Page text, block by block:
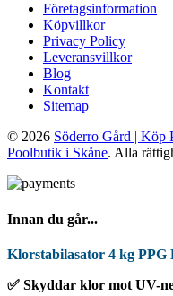
Företagsinformation
Köpvillkor
Privacy Policy
Leveransvillkor
Blog
Kontakt
Sitemap
© 2026 Söderro Gård | Köp
Poolbutik i Skåne. Alla
Innan du går...
Klorstabilasator 4 kg PPG
✅ Skyddar klor mot UV-